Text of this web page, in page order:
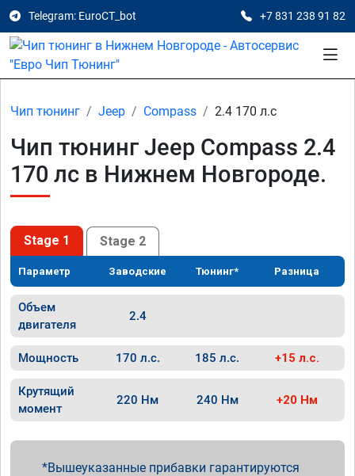
Telegram: EuroCT_bot +7 831 238 91 82
Чип тюнинг Jeep Compass 2.4 170 л.с
Чип тюнинг Jeep Compass 2.4
170 лс в Нижнем Новгороде.
Stage 1 Stage 2
Параметр Заводские Тюнинг* Разница
Объем
двигателя
2.4
Мощность 170 л.с. 185 л.с. +15 л.с.
Крутящий
момент
220 Нм 240 Нм +20 Нм
Вышеуказанные прибавки гарантируются